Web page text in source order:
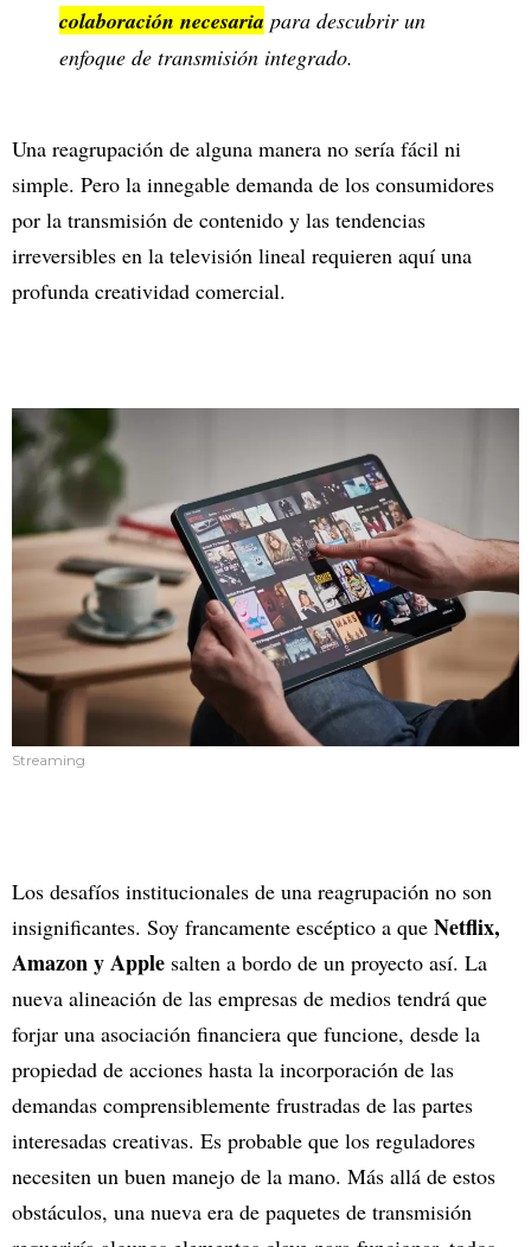
colaboración necesaria para descubrir un
enfoque de transmisión integrado.
Una reagrupación de alguna manera no sería fácil ni
simple. Pero la innegable demanda de los consumidores
por la transmisión de contenido y las tendencias
irreversibles en la televisión lineal requieren aquí una
profunda creatividad comercial.
Streaming
Los desafíos institucionales de una reagrupación no son
insignificantes. Soy francamente escéptico a que Netflix,
Amazon y Apple salten a bordo de un proyecto así. La
nueva alineación de las empresas de medios tendrá que
forjar una asociación financiera que funcione, desde la
propiedad de acciones hasta la incorporación de las
demandas comprensiblemente frustradas de las partes
interesadas creativas. Es probable que los reguladores
necesiten un buen manejo de la mano. Más allá de estos
obstáculos, una nueva era de paquetes de transmisión